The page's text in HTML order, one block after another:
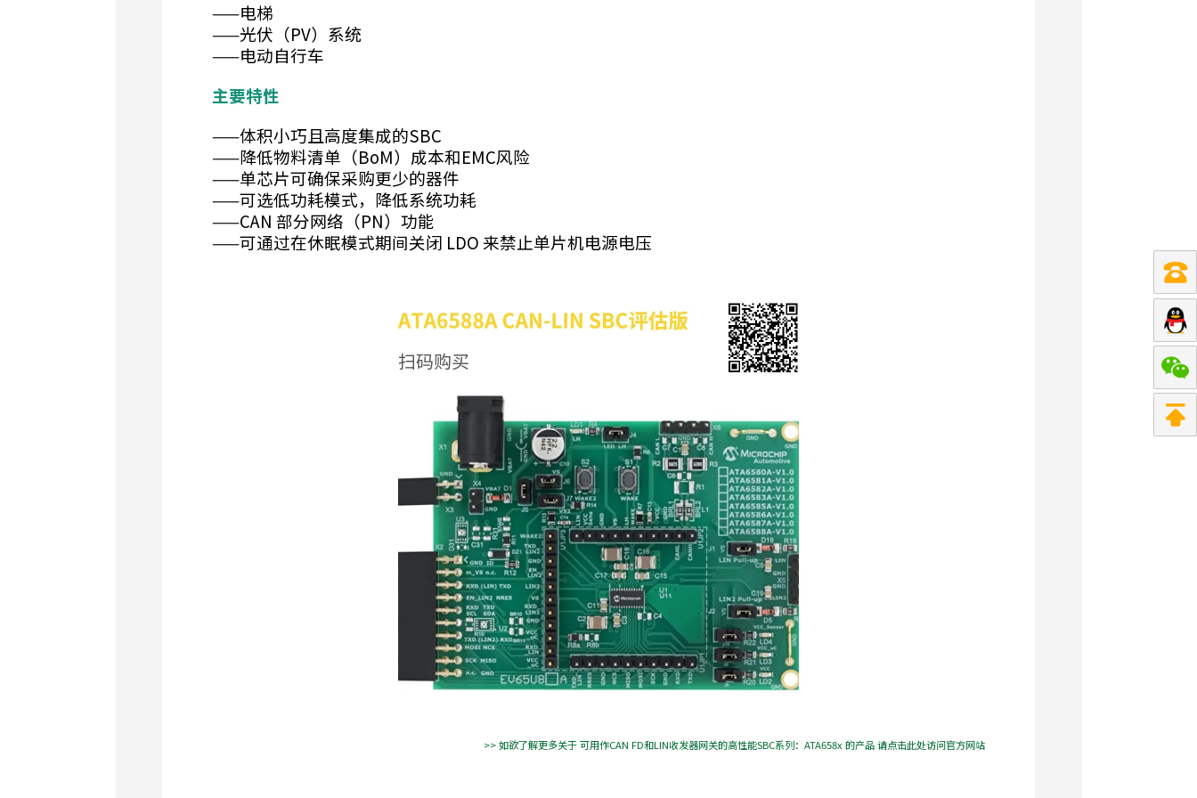
——电梯
——光伏（PV）系统
——电动自行车
主要特性
——体积小巧且高度集成的SBC
——降低物料清单（BoM）成本和EMC风险
——单芯片可确保采购更少的器件
——可选低功耗模式，降低系统功耗
——CAN 部分网络（PN）功能
——可通过在休眠模式期间关闭 LDO 来禁止单片机电源电压
>> 如欲了解更多关于 可用作CAN FD和LIN收发器网关的高性能SBC系列：ATA658x 的产品 请点击此处访问官方网站